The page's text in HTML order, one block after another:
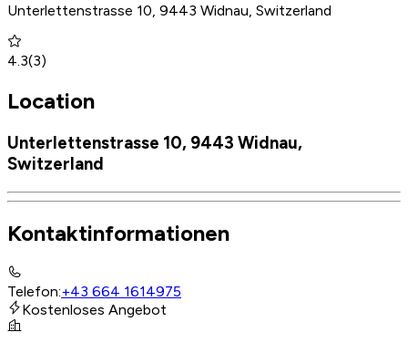
Unterlettenstrasse 10, 9443 Widnau, Switzerland
4.3(3)
Location
Unterlettenstrasse 10, 9443 Widnau,
Switzerland
Kontaktinformationen
Telefon:+43 664 1614975
Kostenloses Angebot